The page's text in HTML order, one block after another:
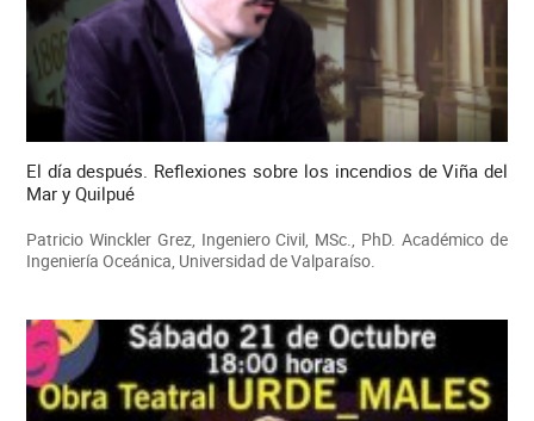
El día después. Reflexiones sobre los incendios de Viña del
Mar y Quilpué
Patricio Winckler Grez, Ingeniero Civil, MSc., PhD. Académico de
Ingeniería Oceánica, Universidad de Valparaíso.